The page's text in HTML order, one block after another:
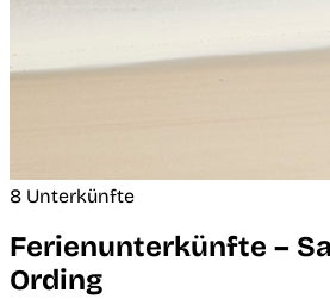
8 Unterkünfte
Ferienunterkünfte –
Ording